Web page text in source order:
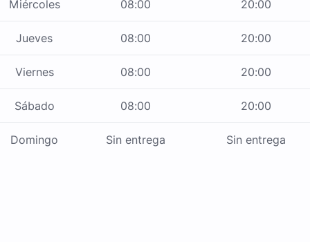
Miércoles 08:00 20:00
Jueves 08:00 20:00
Viernes 08:00 20:00
Sábado 08:00 20:00
Domingo Sin entrega Sin entrega